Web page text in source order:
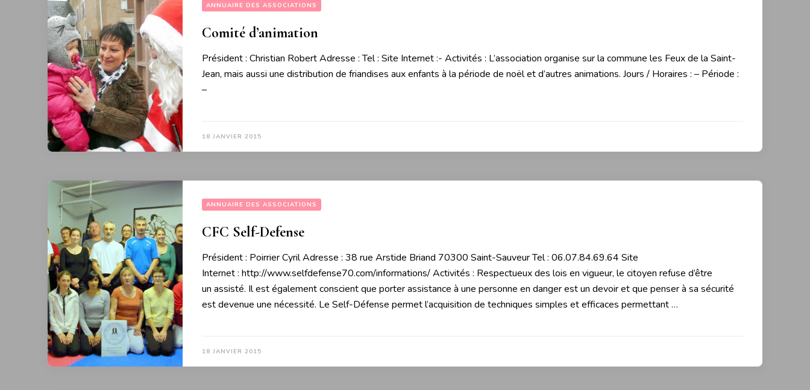
ANNUAIRE DES ASSOCIATIONS
Comité d’animation
Président : Christian Robert Adresse : Tel : Site Internet :- Activités : L’association organise sur la commune les Feux de la Saint-
Jean, mais aussi une distribution de friandises aux enfants à la période de noël et d’autres animations. Jours / Horaires : – Période :
–
18 JANVIER 2015
ANNUAIRE DES ASSOCIATIONS
CFC Self-Defense
Président : Poirrier Cyril Adresse : 38 rue Arstide Briand 70300 Saint-Sauveur Tel : 06.07.84.69.64 Site
Internet : http://www.selfdefense70.com/informations/ Activités : Respectueux des lois en vigueur, le citoyen refuse d’être
un assisté. Il est également conscient que porter assistance à une personne en danger est un devoir et que penser à sa sécurité
est devenue une nécessité. Le Self-Défense permet l’acquisition de techniques simples et efficaces permettant …
18 JANVIER 2015